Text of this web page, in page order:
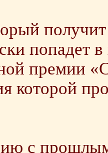
попадет
премии
которой
с